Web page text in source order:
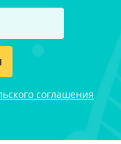
соглашения